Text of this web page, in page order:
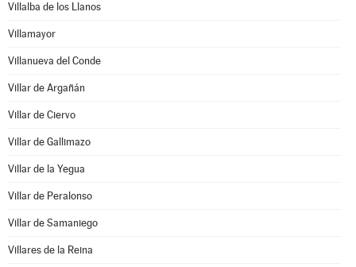
Villalba de los Llanos
Villamayor
Villanueva del Conde
Villar de Argañán
Villar de Ciervo
Villar de Gallimazo
Villar de la Yegua
Villar de Peralonso
Villar de Samaniego
Villares de la Reina